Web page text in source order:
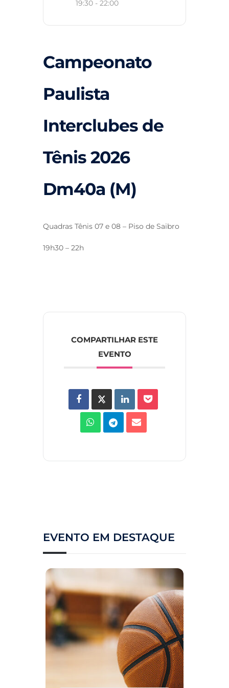
19:30 - 22:00
Campeonato
Paulista
Interclubes de
Tênis 2026
Dm40a (M)
Quadras Tênis 07 e 08 – Piso de Saibro
19h30 – 22h
COMPARTILHAR ESTE
EVENTO
EVENTO EM DESTAQUE